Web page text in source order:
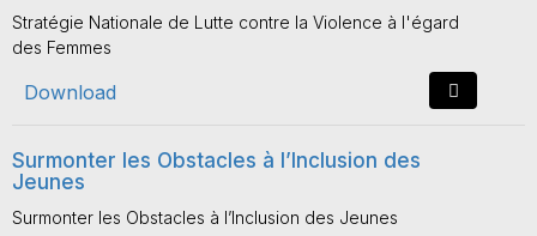
Stratégie Nationale de Lutte contre la Violence à l'égard
des Femmes
Download
Surmonter les Obstacles à l’Inclusion des
Jeunes
Surmonter les Obstacles à l’Inclusion des Jeunes